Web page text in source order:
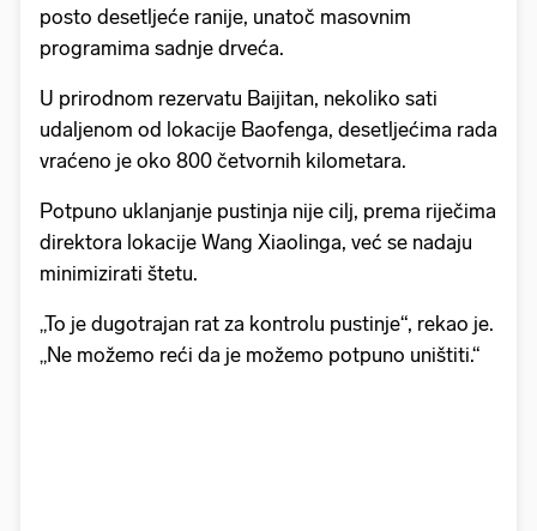
posto desetljeće ranije, unatoč masovnim
programima sadnje drveća.
U prirodnom rezervatu Baijitan, nekoliko sati
udaljenom od lokacije Baofenga, desetljećima rada
vraćeno je oko 800 četvornih kilometara.
Potpuno uklanjanje pustinja nije cilj, prema riječima
direktora lokacije Wang Xiaolinga, već se nadaju
minimizirati štetu.
„To je dugotrajan rat za kontrolu pustinje“, rekao je.
„Ne možemo reći da je možemo potpuno uništiti.“